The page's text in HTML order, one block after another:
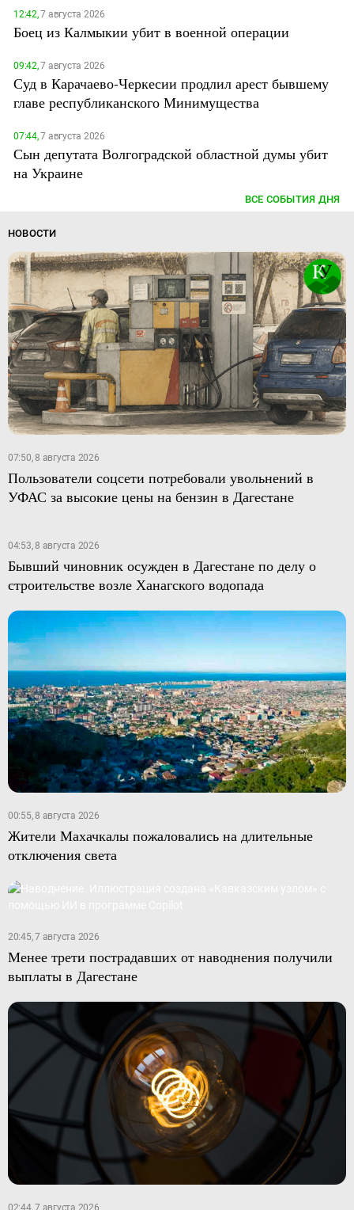
12:42,7 августа 2026
Боец из Калмыкии убит в военной операции
09:42,7 августа 2026
Суд в Карачаево-Черкесии продлил арест бывшему
главе республиканского Минимущества
07:44,7 августа 2026
Сын депутата Волгоградской областной думы убит
на Украине
ВСЕ СОБЫТИЯ ДНЯ
НОВОСТИ
07:50, 8 августа 2026
Пользователи соцсети потребовали увольнений в
УФАС за высокие цены на бензин в Дагестане
04:53, 8 августа 2026
Бывший чиновник осужден в Дагестане по делу о
строительстве возле Ханагского водопада
00:55, 8 августа 2026
Жители Махачкалы пожаловались на длительные
отключения света
20:45, 7 августа 2026
Менее трети пострадавших от наводнения получили
выплаты в Дагестане
02:44, 7 августа 2026